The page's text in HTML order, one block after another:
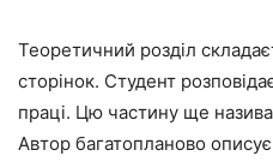
Теоретичний розділ
сторінок. Студент
праці. Цю частину ще
Автор багатопланово